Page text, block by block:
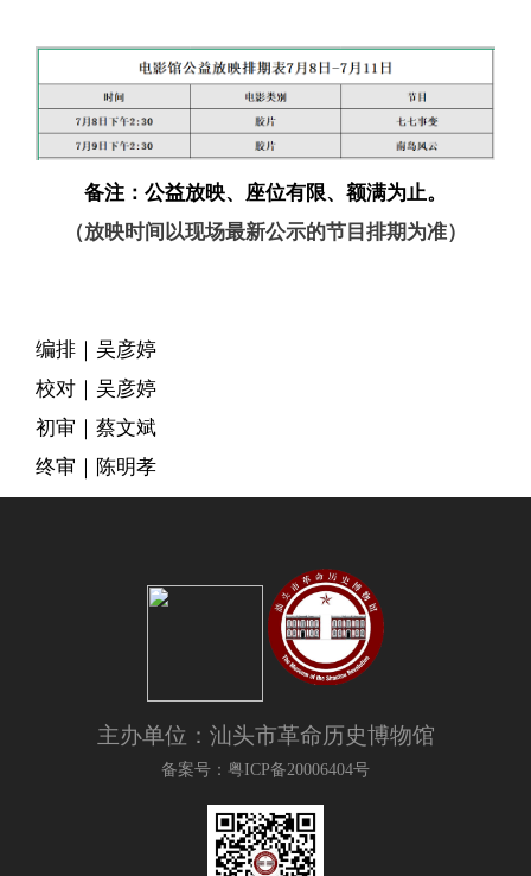
备注：公益放映、座位有限、额满为止。
（放映时间以现场最新公示的节目排期为准）
编排｜吴彦婷
校对｜ 吴彦婷
初审｜蔡文斌
终审｜陈明孝
主办单位：汕头市革命历史博物馆
备案号：粤ICP备20006404号